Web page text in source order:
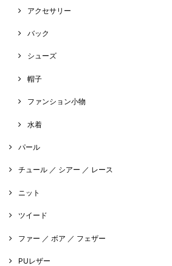
アクセサリー
バック
シューズ
帽子
ファンション小物
水着
パール
チュール ／ シアー ／ レース
ニット
ツイード
ファー ／ ボア ／ フェザー
PUレザー